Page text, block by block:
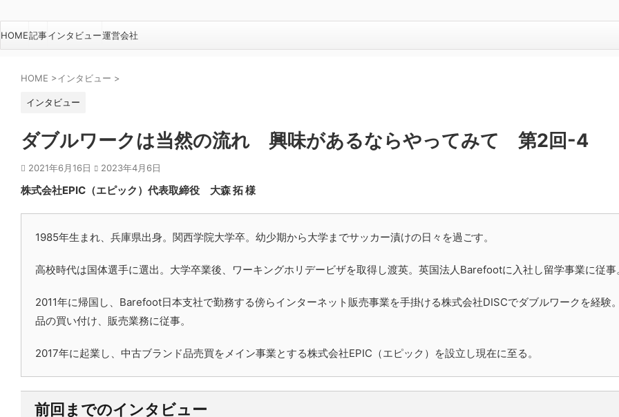
HOME記事インタビュー運営会社
HOME >インタビュー >
インタビュー
ダブルワークは当然の流れ 興味があるならやってみて 第2回-4
2021年6月16日 2023年4月6日
株式会社EPIC（エピック）代表取締役 大森 拓 様
1985年生まれ、兵庫県出身。関西学院大学卒。幼少期から大学までサッカー漬けの日々を過ごす。
高校時代は国体選手に選出。大学卒業後、ワーキングホリデービザを取得し渡英。英国法人Barefootに入社し留学事業に従事
2011年に帰国し、Barefoot日本支社で勤務する傍らインターネット販売事業を手掛ける株式会社DISCでダブルワークを経
品の買い付け、販売業務に従事。
2017年に起業し、中古ブランド品売買をメイン事業とする株式会社EPIC（エピック）を設立し現在に至る。
前回までのインタビュー